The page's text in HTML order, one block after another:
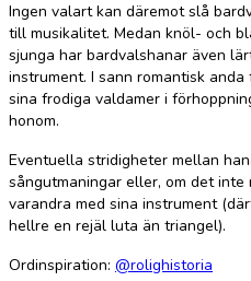
Ingen valart kan däremot slå
till musikalitet. Medan knöl- och
sjunga har bardvalshanar även
instrument. I sann romantisk
sina frodiga valdamer i
honom.
Eventuella stridigheter mellan
sångutmaningar eller, om det
varandra med sina instrument
hellre en rejäl luta än triangel).
Ordinspiration: @rolighistoria